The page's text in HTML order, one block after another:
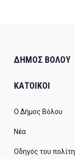
ΔΗΜΟΣ ΒΟΛΟΥ
ΚΑΤΟΙΚΟΙ
Ο Δήμος Βόλου
Νέα
Οδηγός του πολίτη